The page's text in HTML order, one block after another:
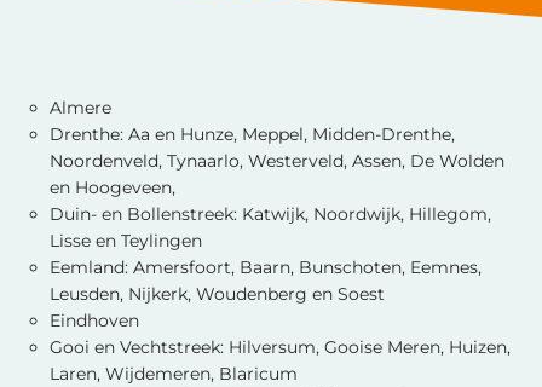
Almere
Drenthe: Aa en Hunze, Meppel, Midden-Drenthe,
Noordenveld, Tynaarlo, Westerveld, Assen, De Wolden
en Hoogeveen,
Duin- en Bollenstreek: Katwijk, Noordwijk, Hillegom,
Lisse en Teylingen
Eemland: Amersfoort, Baarn, Bunschoten, Eemnes,
Leusden, Nijkerk, Woudenberg en Soest
Eindhoven
Gooi en Vechtstreek: Hilversum, Gooise Meren, Huizen,
Laren, Wijdemeren, Blaricum